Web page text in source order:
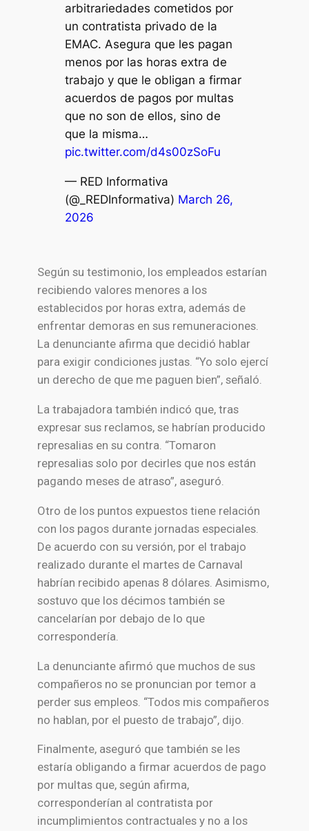
arbitrariedades cometidos por
un contratista privado de la
EMAC. Asegura que les pagan
menos por las horas extra de
trabajo y que le obligan a firmar
acuerdos de pagos por multas
que no son de ellos, sino de
que la misma…
pic.twitter.com/d4s00zSoFu
— RED Informativa
(@_REDInformativa) March 26,
2026
Según su testimonio, los empleados estarían
recibiendo valores menores a los
establecidos por horas extra, además de
enfrentar demoras en sus remuneraciones.
La denunciante afirma que decidió hablar
para exigir condiciones justas. “Yo solo ejercí
un derecho de que me paguen bien”, señaló.
La trabajadora también indicó que, tras
expresar sus reclamos, se habrían producido
represalias en su contra. “Tomaron
represalias solo por decirles que nos están
pagando meses de atraso”, aseguró.
Otro de los puntos expuestos tiene relación
con los pagos durante jornadas especiales.
De acuerdo con su versión, por el trabajo
realizado durante el martes de Carnaval
habrían recibido apenas 8 dólares. Asimismo,
sostuvo que los décimos también se
cancelarían por debajo de lo que
correspondería.
La denunciante afirmó que muchos de sus
compañeros no se pronuncian por temor a
perder sus empleos. “Todos mis compañeros
no hablan, por el puesto de trabajo”, dijo.
Finalmente, aseguró que también se les
estaría obligando a firmar acuerdos de pago
por multas que, según afirma,
corresponderían al contratista por
incumplimientos contractuales y no a los